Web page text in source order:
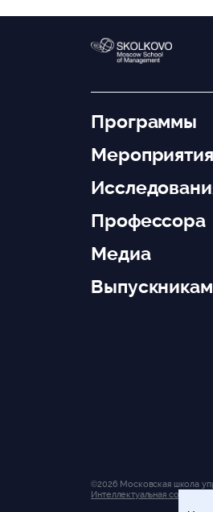
Программы
Мероприятия
Профессора
Медиа
Выпускникам
©2026 Московская школа
Интеллектуальная